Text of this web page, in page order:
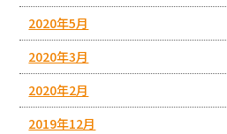
2020年5月
2020年3月
2020年2月
2019年12月